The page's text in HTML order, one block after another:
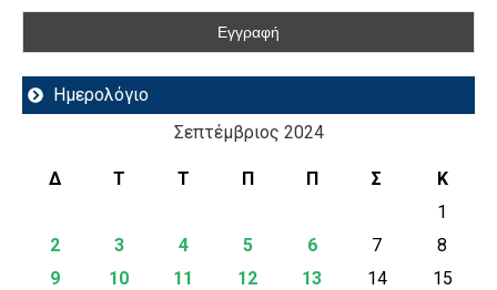
Ημερολόγιο
Σεπτέμβριος 2024
Δ Τ Τ Π Π Σ
Κ
1
2
3 4 5 6 7
8
9
10 11 12 13 14
15